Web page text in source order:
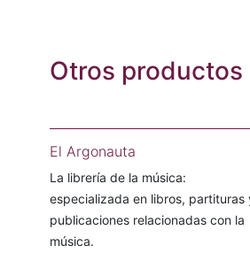
Otros
El Argonauta
La librería de la música:
especializada en libros, partituras
publicaciones relacionadas con la
música.